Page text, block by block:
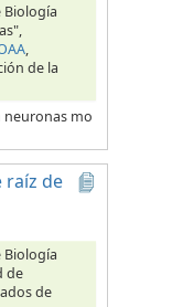
Biología
,
de la
neuronas mo
raíz de
Biología
de
de